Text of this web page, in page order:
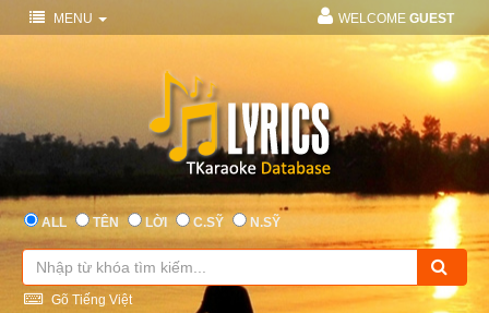
MENU WELCOME GUEST
ALL TÊN LỜI C.SỸ N.SỸ
Gõ Tiếng Việt